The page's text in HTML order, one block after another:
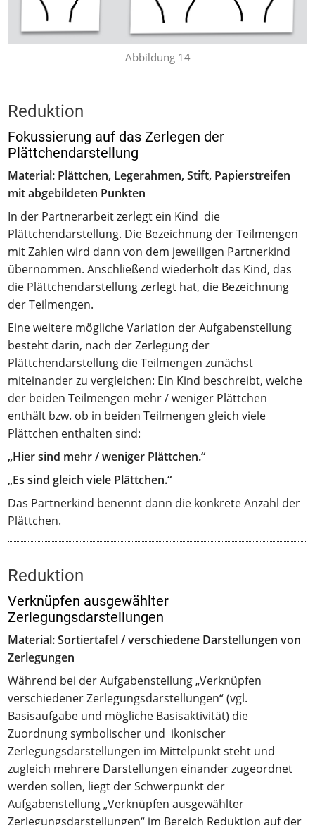
Abbildung 14
Reduktion
Fokussierung auf das Zerlegen der
Plättchendarstellung
Material: Plättchen, Legerahmen, Stift, Papierstreifen
mit abgebildeten Punkten
In der Partnerarbeit zerlegt ein Kind die
Plättchendarstellung. Die Bezeichnung der Teilmengen
mit Zahlen wird dann von dem jeweiligen Partnerkind
übernommen. Anschließend wiederholt das Kind, das
die Plättchendarstellung zerlegt hat, die Bezeichnung
der Teilmengen.
Eine weitere mögliche Variation der Aufgabenstellung
besteht darin, nach der Zerlegung der
Plättchendarstellung die Teilmengen zunächst
miteinander zu vergleichen: Ein Kind beschreibt, welche
der beiden Teilmengen mehr / weniger Plättchen
enthält bzw. ob in beiden Teilmengen gleich viele
Plättchen enthalten sind:
„Hier sind mehr / weniger Plättchen.“
„Es sind gleich viele Plättchen.“
Das Partnerkind benennt dann die konkrete Anzahl der
Plättchen.
Reduktion
Verknüpfen ausgewählter
Zerlegungsdarstellungen
Material: Sortiertafel / verschiedene Darstellungen von
Zerlegungen
Während bei der Aufgabenstellung „Verknüpfen
verschiedener Zerlegungsdarstellungen“ (vgl.
Basisaufgabe und mögliche Basisaktivität) die
Zuordnung symbolischer und ikonischer
Zerlegungsdarstellungen im Mittelpunkt steht und
zugleich mehrere Darstellungen einander zugeordnet
werden sollen, liegt der Schwerpunkt der
Aufgabenstellung „Verknüpfen ausgewählter
Zerlegungsdarstellungen“ im Bereich Reduktion auf der